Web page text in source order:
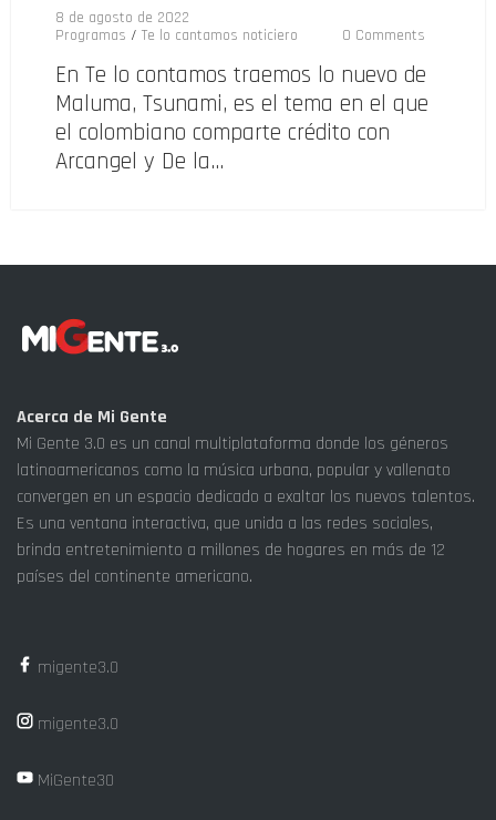
8 de agosto de 2022
Programas / Te lo cantamos noticiero 0 Comments
En Te lo contamos traemos lo nuevo de
Maluma, Tsunami, es el tema en el que
el colombiano comparte crédito con
Arcangel y De la…
Acerca de Mi Gente
Mi Gente 3.0 es un canal multiplataforma donde los géneros
latinoamericanos como la música urbana, popular y vallenato
convergen en un espacio dedicado a exaltar los nuevos talentos.
Es una ventana interactiva, que unida a las redes sociales,
brinda entretenimiento a millones de hogares en más de 12
países del continente americano.
migente3.0
migente3.0
MiGente30